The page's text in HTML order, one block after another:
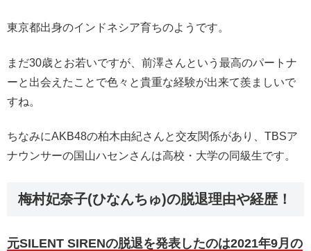
東京都出身のインドネシア育ちのようです。
まだ30歳とお若いですが、前澤さんという最高のパートナ
ーと出会えたことで色々と貴重な経験が出来て羨ましいで
すね。
ちなみにAKB48の柏木由紀さんと交友関係があり、TBSア
ナウンサーの国山ハセンさんは高校・大学の同級生です。
梅村妃奈子(ひなんちゅ)の脱退理由や経歴！
元SILENT SIRENの脱退を発表したのは2021年9月の